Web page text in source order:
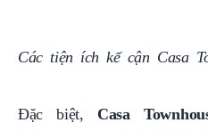
Các tiện ích kế cận Casa
Đặc biệt, Casa